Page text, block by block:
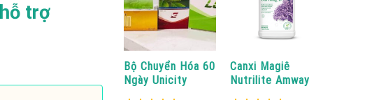
trợ
Bộ Chuyển Hóa 60
Ngày Unicity
Canxi Magiê
Nutrilite Amway